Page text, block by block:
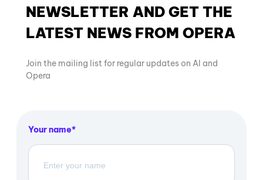
NEWSLETTER AND GET THE
LATEST NEWS FROM OPERA
Join the mailing list for regular updates on AI and
Opera
Your name